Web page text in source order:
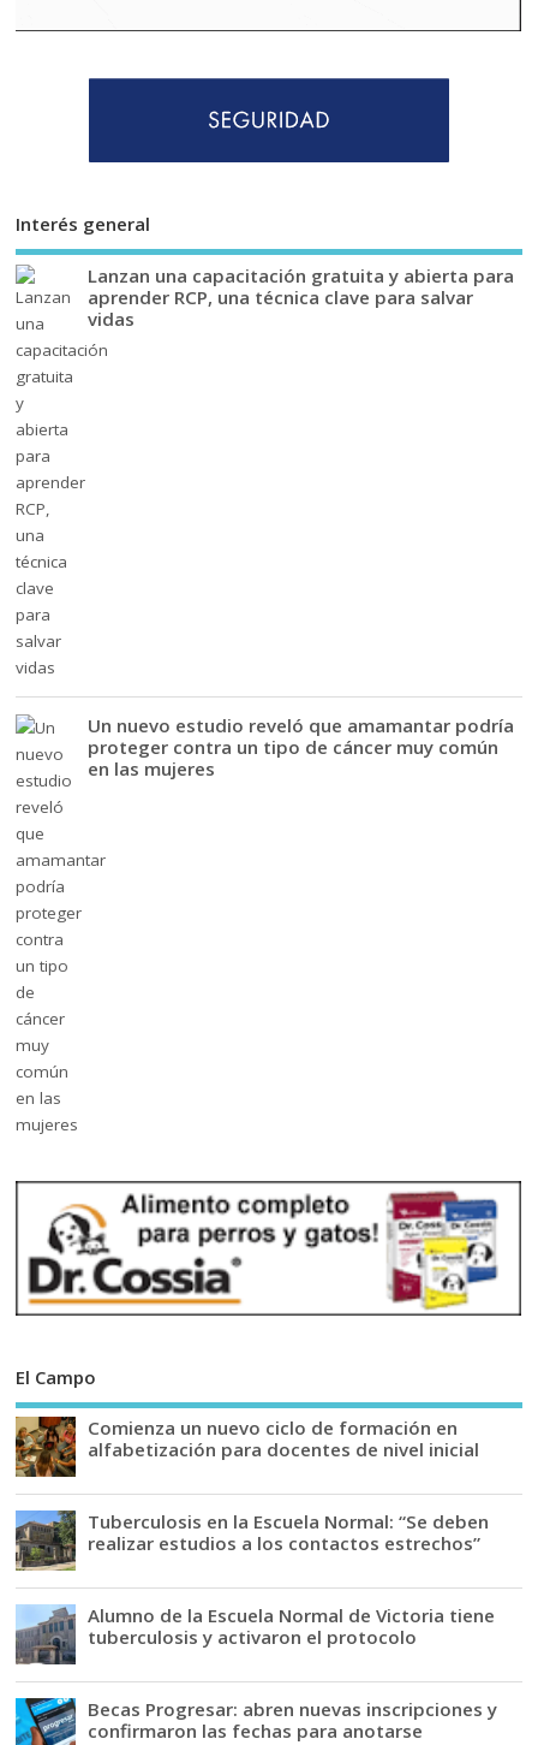
Interés general
Lanzan una capacitación gratuita y abierta para
aprender RCP, una técnica clave para salvar
vidas
Un nuevo estudio reveló que amamantar podría
proteger contra un tipo de cáncer muy común
en las mujeres
El Campo
Comienza un nuevo ciclo de formación en
alfabetización para docentes de nivel inicial
Tuberculosis en la Escuela Normal: “Se deben
realizar estudios a los contactos estrechos”
Alumno de la Escuela Normal de Victoria tiene
tuberculosis y activaron el protocolo
Becas Progresar: abren nuevas inscripciones y
confirmaron las fechas para anotarse